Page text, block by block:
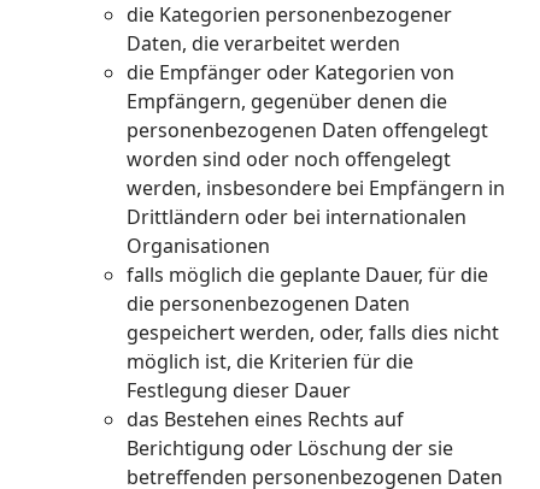
die Kategorien personenbezogener
Daten, die verarbeitet werden
die Empfänger oder Kategorien von
Empfängern, gegenüber denen die
personenbezogenen Daten offengelegt
worden sind oder noch offengelegt
werden, insbesondere bei Empfängern in
Drittländern oder bei internationalen
Organisationen
falls möglich die geplante Dauer, für die
die personenbezogenen Daten
gespeichert werden, oder, falls dies nicht
möglich ist, die Kriterien für die
Festlegung dieser Dauer
das Bestehen eines Rechts auf
Berichtigung oder Löschung der sie
betreffenden personenbezogenen Daten